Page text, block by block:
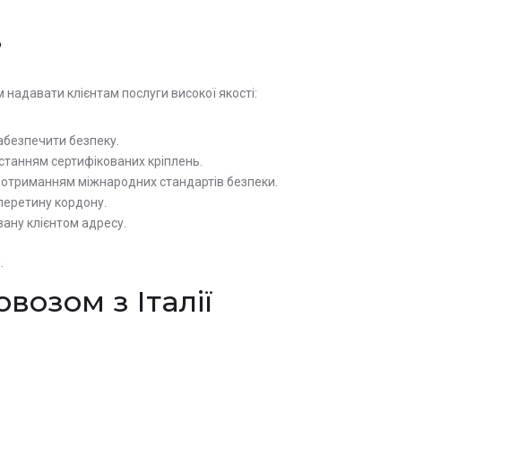
клієнтам послуги високої якості:
безпеку.
сертифікованих кріплень.
міжнародних стандартів безпеки.
кордону.
клієнтом адресу.
з Італії